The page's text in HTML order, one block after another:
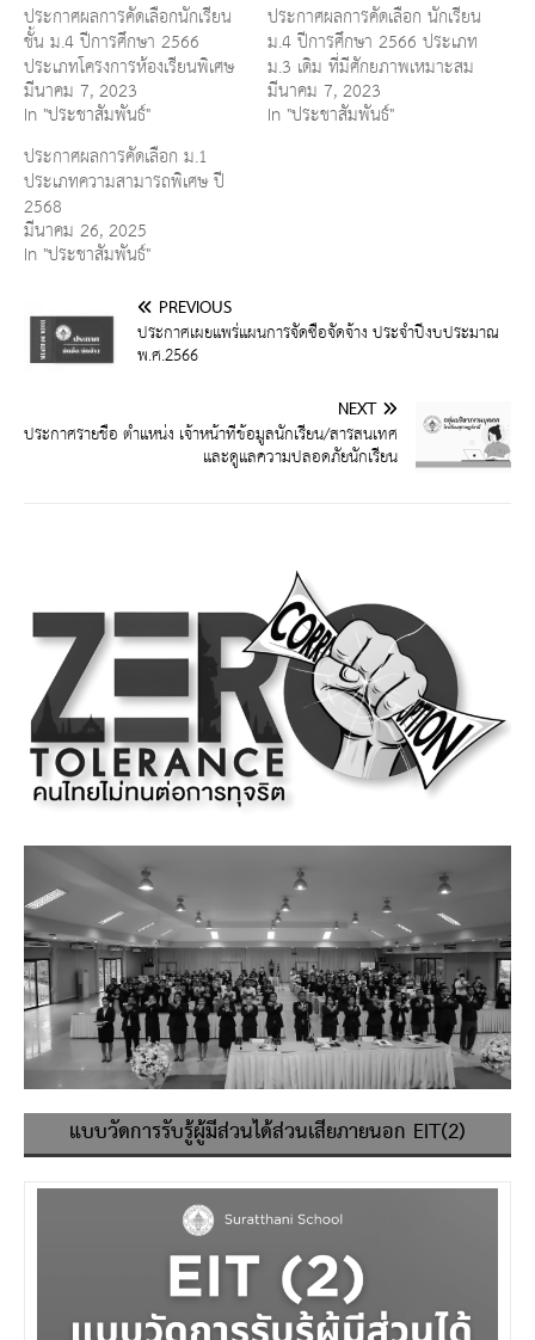
ประกาศผลการคัดเลือกนักเรียน
ชั้น ม.4 ปีการศึกษา 2566
ประเภทโครงการห้องเรียนพิเศษ
มีนาคม 7, 2023
In "ประชาสัมพันธ์"
ประกาศผลการคัดเลือก นักเรียน
ม.4 ปีการศึกษา 2566 ประเภท
ม.3 เดิม ที่มีศักยภาพเหมาะสม
มีนาคม 7, 2023
In "ประชาสัมพันธ์"
ประกาศผลการคัดเลือก ม.1
ประเภทความสามารถพิเศษ ปี
2568
มีนาคม 26, 2025
In "ประชาสัมพันธ์"
PREVIOUS
ประกาศเผยแพร่แผนการจัดซื้อจัดจ้าง ประจำปีงบประมาณ
พ.ศ.2566
NEXT
ประกาศรายชื่อ ตำแหน่ง เจ้าหน้าที่ข้อมูลนักเรียน/สารสนเทศ
และดูแลความปลอดภัยนักเรียน
แบบวัดการรับรู้ผู้มีส่วนได้ส่วนเสียภายนอก EIT(2)